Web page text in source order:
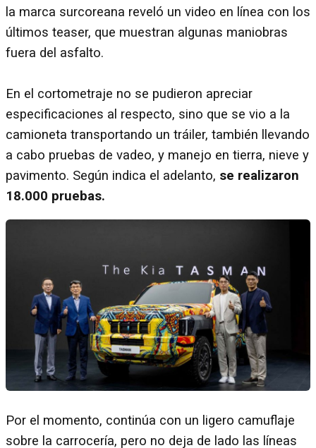
la marca surcoreana reveló un video en línea con los
últimos teaser, que muestran algunas maniobras
fuera del asfalto.
En el cortometraje no se pudieron apreciar
especificaciones al respecto, sino que se vio a la
camioneta transportando un tráiler, también llevando
a cabo pruebas de vadeo, y manejo en tierra, nieve y
pavimento. Según indica el adelanto, se realizaron
18.000 pruebas.
Por el momento, continúa con un ligero camuflaje
sobre la carrocería, pero no deja de lado las líneas